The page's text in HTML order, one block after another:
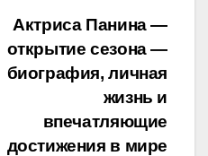
Актриса Панина —
открытие сезона —
биография, личная
жизнь и
впечатляющие
достижения в мире